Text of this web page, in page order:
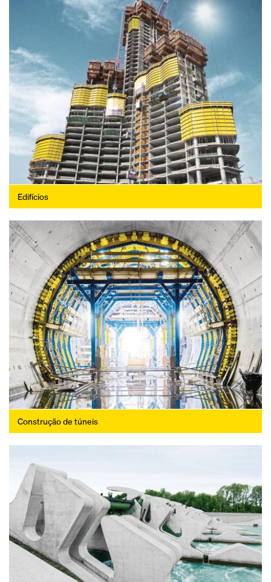
Edifícios
Construção de túneis